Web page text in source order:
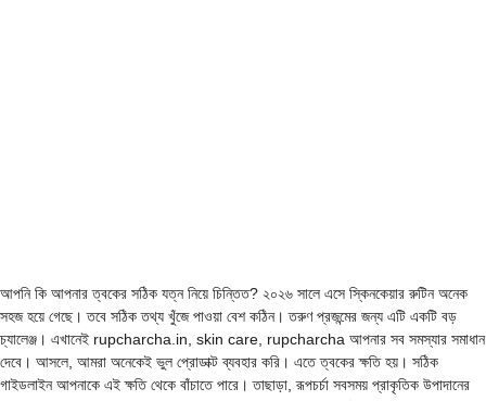
আপনি কি আপনার ত্বকের সঠিক যত্ন নিয়ে চিন্তিত? ২০২৬ সালে এসে স্কিনকেয়ার রুটিন অনেক
সহজ হয়ে গেছে। তবে সঠিক তথ্য খুঁজে পাওয়া বেশ কঠিন। তরুণ প্রজন্মের জন্য এটি একটি বড়
চ্যালেঞ্জ। এখানেই rupcharcha.in, skin care, rupcharcha আপনার সব সমস্যার সমাধান
দেবে। আসলে, আমরা অনেকেই ভুল প্রোডাক্ট ব্যবহার করি। এতে ত্বকের ক্ষতি হয়। সঠিক
গাইডলাইন আপনাকে এই ক্ষতি থেকে বাঁচাতে পারে। তাছাড়া, রূপচর্চা সবসময় প্রাকৃতিক উপাদানের